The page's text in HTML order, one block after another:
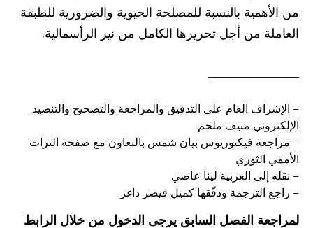
من الأهمية بالنسبة للمصلحة الحيوية والضرورية للطبقة
العاملة من أجل تحريرها الكامل من نير الرأسمالية.
– الإشراف العام على التدقيق والمراجعة والتصحيح والتنضيد
الإلكتروني منيف ملحم
– مراجعة فيكتوريوس بيان شمس بالتعاون مع صفحة التراث
الأممي الثوري
– نقله إلى العربية لينا عاصي
– راجع الترجمة ودقّقها كميل قيصر داغر
لمراجعة الفصل السابق يرجى الدخول من خلال الرابط